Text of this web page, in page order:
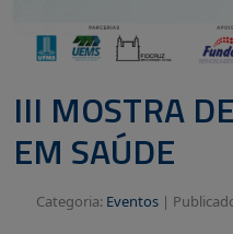
III MOSTRA
EM SAÚDE
Categoria: Eventos |